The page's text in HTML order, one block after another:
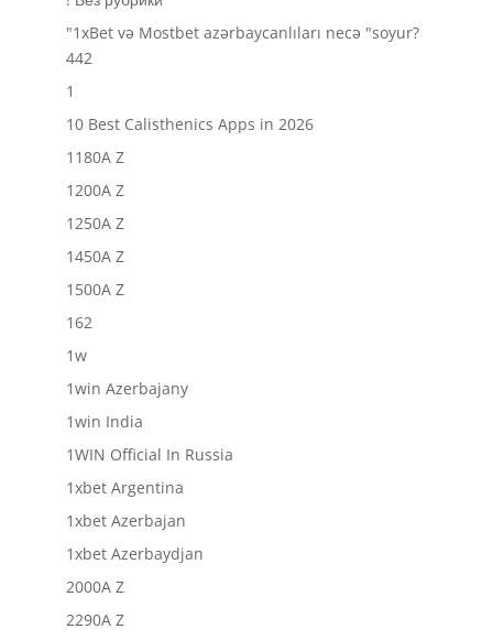
"1xBet və Mostbet azərbaycanlıları necə "soyur?
442
1
10 Best Calisthenics Apps in 2026
1180A Z
1200A Z
1250A Z
1450A Z
1500A Z
162
1w
1win Azerbajany
1win India
1WIN Official In Russia
1xbet Argentina
1xbet Azerbajan
1xbet Azerbaydjan
2000A Z
2290A Z